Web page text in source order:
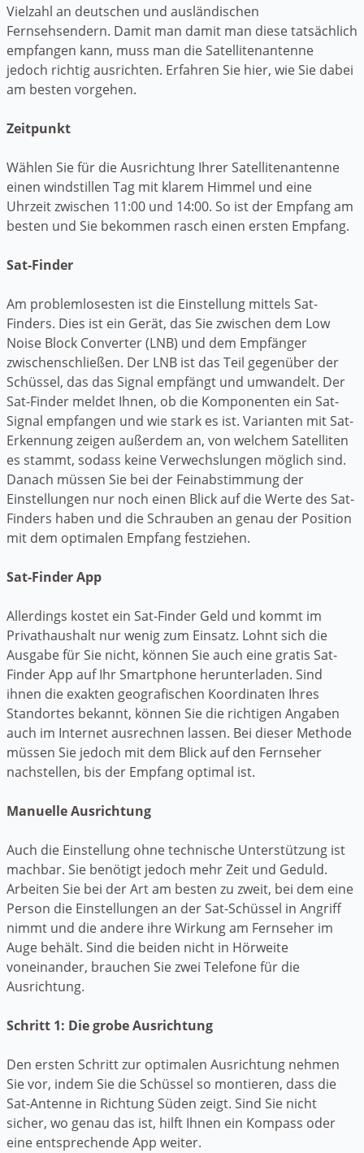
Vielzahl an deutschen und ausländischen
Fernsehsendern. Damit man damit man diese tatsächlich
empfangen kann, muss man die Satellitenantenne
jedoch richtig ausrichten. Erfahren Sie hier, wie Sie dabei
am besten vorgehen.
Zeitpunkt
Wählen Sie für die Ausrichtung Ihrer Satellitenantenne
einen windstillen Tag mit klarem Himmel und eine
Uhrzeit zwischen 11:00 und 14:00. So ist der Empfang am
besten und Sie bekommen rasch einen ersten Empfang.
Sat-Finder
Am problemlosesten ist die Einstellung mittels Sat-
Finders. Dies ist ein Gerät, das Sie zwischen dem Low
Noise Block Converter (LNB) und dem Empfänger
zwischenschließen. Der LNB ist das Teil gegenüber der
Schüssel, das das Signal empfängt und umwandelt. Der
Sat-Finder meldet Ihnen, ob die Komponenten ein Sat-
Signal empfangen und wie stark es ist. Varianten mit Sat-
Erkennung zeigen außerdem an, von welchem Satelliten
es stammt, sodass keine Verwechslungen möglich sind.
Danach müssen Sie bei der Feinabstimmung der
Einstellungen nur noch einen Blick auf die Werte des Sat-
Finders haben und die Schrauben an genau der Position
mit dem optimalen Empfang festziehen.
Sat-Finder App
Allerdings kostet ein Sat-Finder Geld und kommt im
Privathaushalt nur wenig zum Einsatz. Lohnt sich die
Ausgabe für Sie nicht, können Sie auch eine gratis Sat-
Finder App auf Ihr Smartphone herunterladen. Sind
ihnen die exakten geografischen Koordinaten Ihres
Standortes bekannt, können Sie die richtigen Angaben
auch im Internet ausrechnen lassen. Bei dieser Methode
müssen Sie jedoch mit dem Blick auf den Fernseher
nachstellen, bis der Empfang optimal ist.
Manuelle Ausrichtung
Auch die Einstellung ohne technische Unterstützung ist
machbar. Sie benötigt jedoch mehr Zeit und Geduld.
Arbeiten Sie bei der Art am besten zu zweit, bei dem eine
Person die Einstellungen an der Sat-Schüssel in Angriff
nimmt und die andere ihre Wirkung am Fernseher im
Auge behält. Sind die beiden nicht in Hörweite
voneinander, brauchen Sie zwei Telefone für die
Ausrichtung.
Schritt 1: Die grobe Ausrichtung
Den ersten Schritt zur optimalen Ausrichtung nehmen
Sie vor, indem Sie die Schüssel so montieren, dass die
Sat-Antenne in Richtung Süden zeigt. Sind Sie nicht
sicher, wo genau das ist, hilft Ihnen ein Kompass oder
eine entsprechende App weiter.